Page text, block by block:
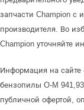
запчасти Champion
производителя. Во
Champion уточняйте
Информация на сайте
бензопилы O-M
публичной офертой,